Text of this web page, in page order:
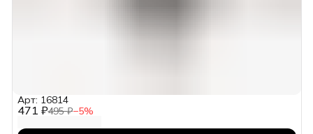
471 ₽495 ₽−5%
Арт: 16814